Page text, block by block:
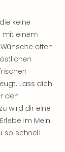
keine
mit einem
offen
Lass dich
den
wird dir eine
im Mein
so schnell